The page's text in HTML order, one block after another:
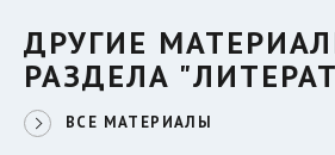
ДРУГИЕ
РАЗДЕЛА
ВСЕ МАТЕРИАЛЫ